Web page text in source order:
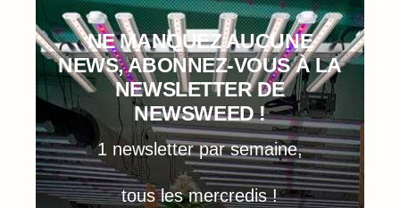
NE MANQUEZ AUCUNE
NEWS, ABONNEZ-VOUS À LA
NEWSLETTER DE
NEWSWEED !
1 newsletter par semaine,
tous les mercredis !